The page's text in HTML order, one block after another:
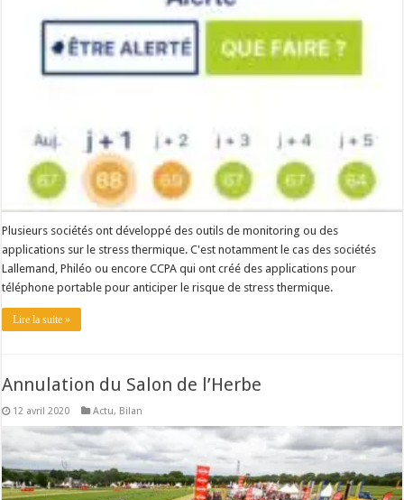
Plusieurs sociétés ont développé des outils de monitoring ou des
applications sur le stress thermique. C'est notamment le cas des sociétés
Lallemand, Philéo ou encore CCPA qui ont créé des applications pour
téléphone portable pour anticiper le risque de stress thermique.
Lire la suite »
Annulation du Salon de l’Herbe
12 avril 2020 Actu, Bilan